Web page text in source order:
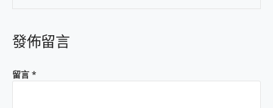
發佈留言
留言 *